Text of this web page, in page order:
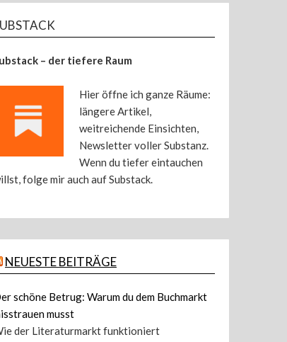
– der tiefere Raum
Hier öffne ich ganze Räume:
längere Artikel,
weitreichende Einsichten,
Newsletter voller Substanz.
Wenn du tiefer eintauchen
folge mir auch auf Substack.
NEUESTE BEITRÄGE
schöne Betrug: Warum du dem Buchmarkt
musst
der Literaturmarkt funktioniert